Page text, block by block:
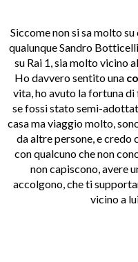
Siccome non si sa molto
qualunque Sandro
su Rai 1, sia molto vicino
Ho davvero sentito una
vita, ho avuto la fortuna
se fossi stato semi-
casa ma viaggio molto,
da altre persone, e credo
con qualcuno che non
non capiscono, avere
accolgono, che ti
vicino a